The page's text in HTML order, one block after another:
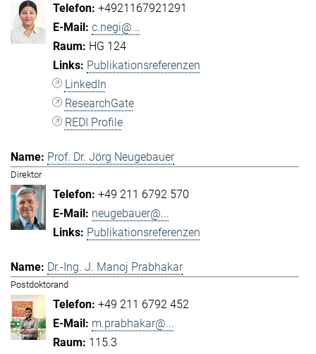
+4921167921291
c.negi@...
HG 124
Publikationsreferenzen
LinkedIn
ResearchGate
REDI Profile
Prof. Dr. Jörg Neugebauer
Direktor
+49 211 6792 570
neugebauer@...
Publikationsreferenzen
Dr.-Ing. J. Manoj Prabhakar
Postdoktorand
+49 211 6792 452
m.prabhakar@...
115.3